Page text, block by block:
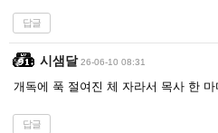
답글
시샘달 26-06-10 08:31
개독에 푹 절여진 체 자라서 목사 한
답글